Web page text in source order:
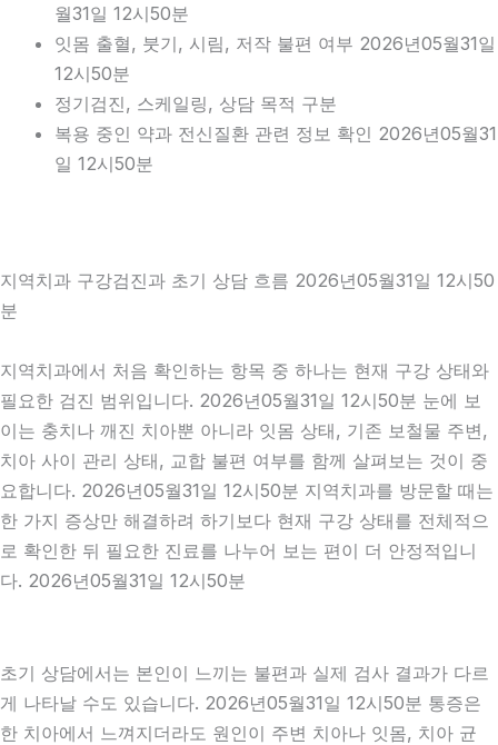
월31일 12시50분
잇몸 출혈, 붓기, 시림, 저작 불편 여부 2026년05월31일
12시50분
정기검진, 스케일링, 상담 목적 구분
복용 중인 약과 전신질환 관련 정보 확인 2026년05월31
일 12시50분
지역치과 구강검진과 초기 상담 흐름 2026년05월31일 12시50
분
지역치과에서 처음 확인하는 항목 중 하나는 현재 구강 상태와
필요한 검진 범위입니다. 2026년05월31일 12시50분 눈에 보
이는 충치나 깨진 치아뿐 아니라 잇몸 상태, 기존 보철물 주변,
치아 사이 관리 상태, 교합 불편 여부를 함께 살펴보는 것이 중
요합니다. 2026년05월31일 12시50분 지역치과를 방문할 때는
한 가지 증상만 해결하려 하기보다 현재 구강 상태를 전체적으
로 확인한 뒤 필요한 진료를 나누어 보는 편이 더 안정적입니
다. 2026년05월31일 12시50분
초기 상담에서는 본인이 느끼는 불편과 실제 검사 결과가 다르
게 나타날 수도 있습니다. 2026년05월31일 12시50분 통증은
한 치아에서 느껴지더라도 원인이 주변 치아나 잇몸, 치아 균